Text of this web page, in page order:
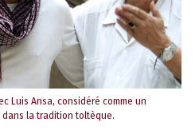
Luis Ansa, considéré comme un
la tradition toltèque.